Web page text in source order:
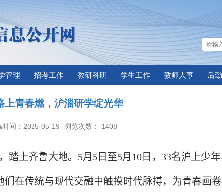
管理 招考工作 教研科研 学生工作 教师人事 后
上青春燃，沪淄研学绽光华
时间：2025-05-19 浏览次数： 1408
踏上齐鲁大地。 5月 5日至5月 10日， 33名沪上少
在传统与现代交融中触摸时代脉搏，为青春画